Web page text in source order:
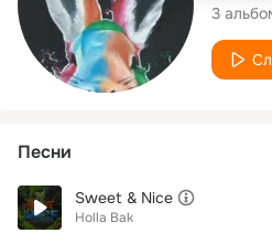
3
Песни
Sweet & Nice
Holla Bak